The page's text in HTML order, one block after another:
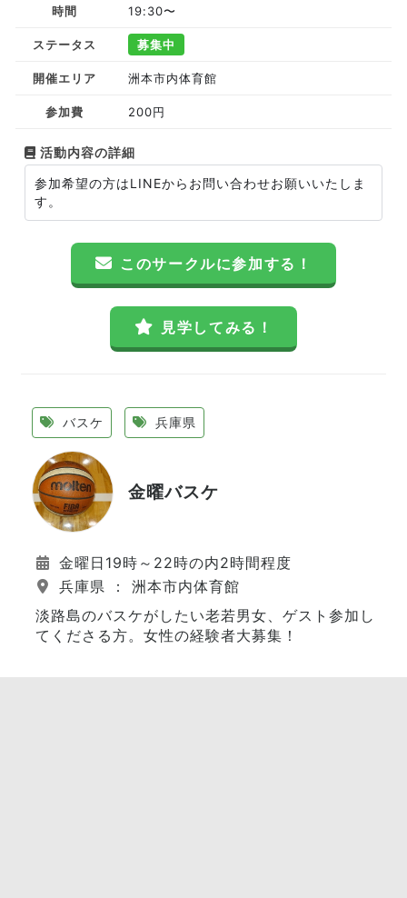
時間 19:30〜
ステータス 募集中
開催エリア 洲本市内体育館
参加費 200円
活動内容の詳細
参加希望の方はLINEからお問い合わせお願いいたしま
す。
このサークルに参加する！
見学してみる！
バスケ 兵庫県
金曜バスケ
金曜日19時～22時の内2時間程度
兵庫県 ： 洲本市内体育館
淡路島のバスケがしたい老若男女、ゲスト参加し
てくださる方。女性の経験者大募集！